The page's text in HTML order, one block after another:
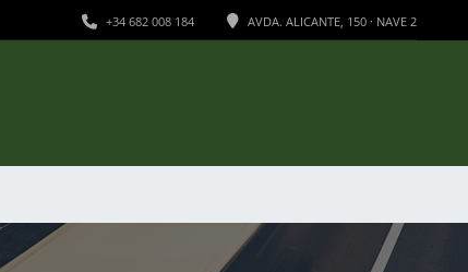
AVDA. ALICANTE, 150 · NAVE 2
+34 682 008 184